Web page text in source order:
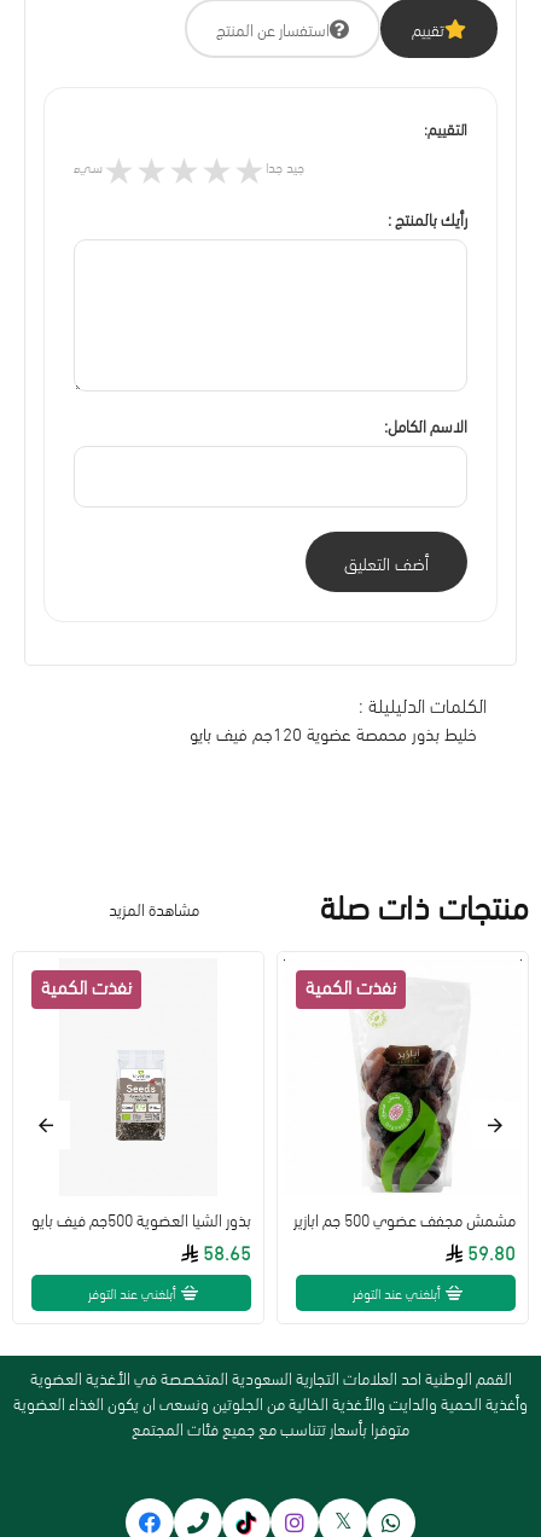
تقييم استفسار عن المنتج
التقييم:
سيء ★★★★★ جيد جدا
رأيك بالمنتج :
الاسم الكامل:
أضف التعليق
الكلمات الدليليلة :
خليط بذور محمصة عضوية 120جم فيف بايو
منتجات ذات صلة مشاهدة المزيد
مشمش مجفف عضوي 500 جم ابازير
59.80
أبلغني عند التوفر
بذور الشيا العضوية 500جم فيف بايو
58.65
أبلغني عند التوفر
القمم الوطنية احد العلامات التجارية السعودية المتخصصة في الأغذية العضوية
وأغذية الحمية والدايت والأغذية الخالية من الجلوتين ونسعى ان يكون الغذاء العضوية
متوفرا بأسعار تتناسب مع جميع فئات المجتمع